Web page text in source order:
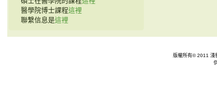
醫學院博士課程這裡
聯繫信息是這裡
版權所有© 2011 淺